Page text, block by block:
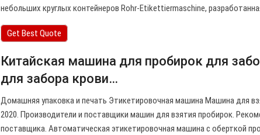
небольших круглых контейнеров Rohr-Etikettiermaschine,
Get Best Quote
Китайская машина для пробирок для
для забора крови…
Домашняя упаковка и печать Этикетировочная машина Машина для
2020. Производители и поставщики машин для взятия пробирок.
поставщика. Автоматическая этикетировочная машина с оберткой